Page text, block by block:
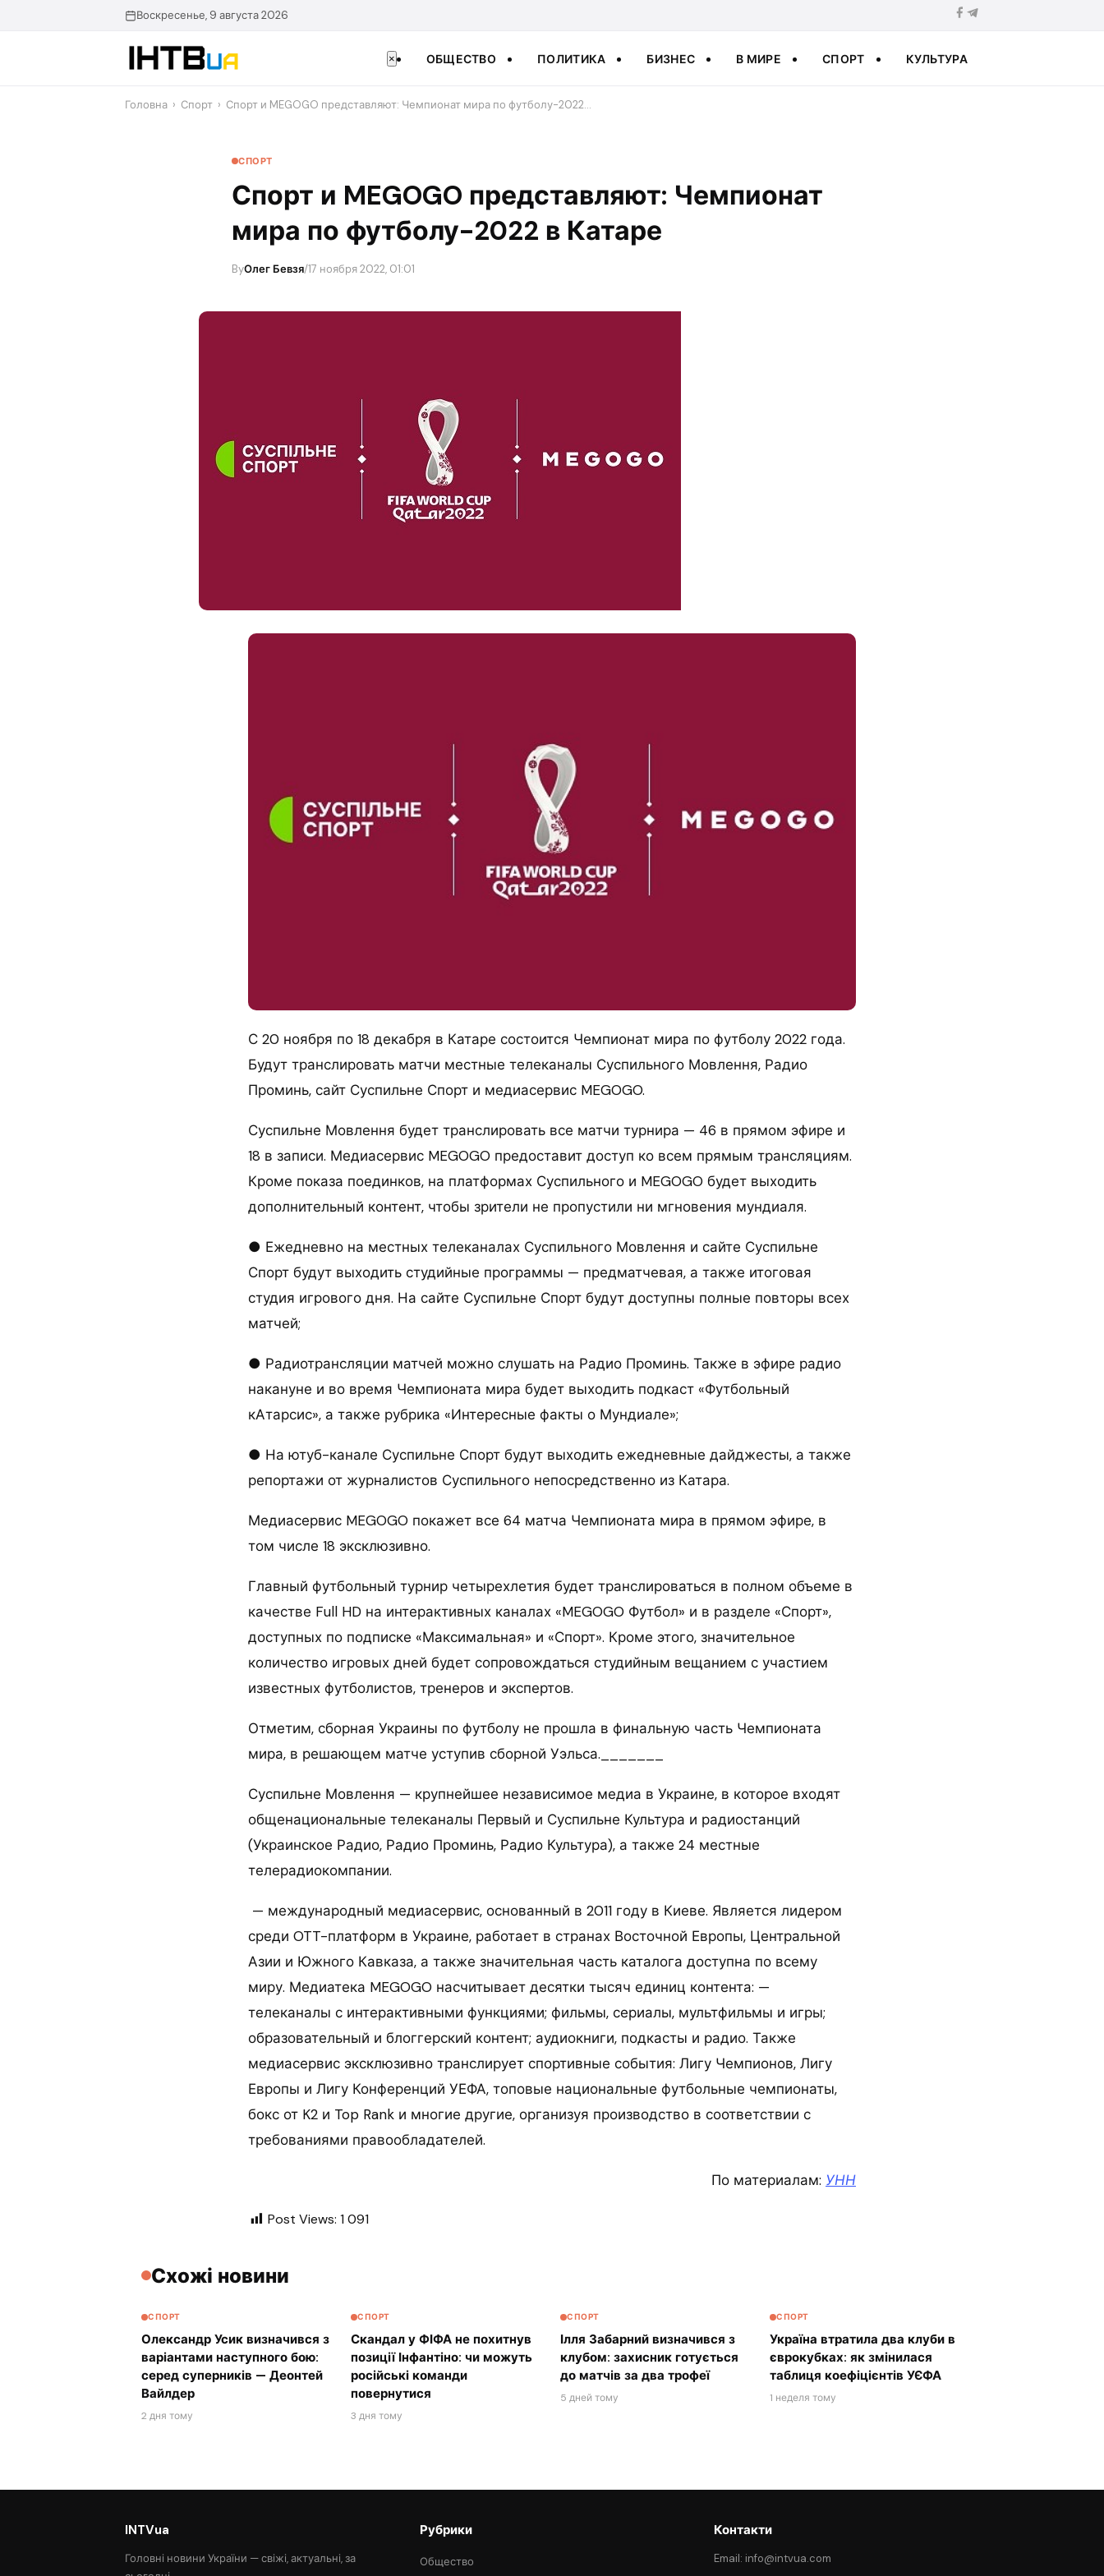
Воскресенье, 9 августа 2026
× ОБЩЕСТВО ПОЛИТИКА БИЗНЕС В МИРЕ СПОРТ КУЛЬТУРА
Головна › Спорт › Спорт и MEGOGO представляют: Чемпионат мира по футболу-2022…
СПОРТ
Спорт и MEGOGO представляют: Чемпионат
мира по футболу-2022 в Катаре
ByОлег Бевзя/17 ноября 2022, 01:01
С 20 ноября по 18 декабря в Катаре состоится Чемпионат мира по футболу 2022 года.
Будут транслировать матчи местные телеканалы Суспильного Мовлення, Радио
Проминь, сайт Суспильне Спорт и медиасервис MEGOGO.
Суспильне Мовлення будет транслировать все матчи турнира — 46 в прямом эфире и
18 в записи. Медиасервис MEGOGO предоставит доступ ко всем прямым трансляциям.
Кроме показа поединков, на платформах Суспильного и MEGOGO будет выходить
дополнительный контент, чтобы зрители не пропустили ни мгновения мундиаля.
● Ежедневно на местных телеканалах Суспильного Мовлення и сайте Суспильне
Спорт будут выходить студийные программы — предматчевая, а также итоговая
студия игрового дня. На сайте Суспильне Спорт будут доступны полные повторы всех
матчей;
● Радиотрансляции матчей можно слушать на Радио Проминь. Также в эфире радио
накануне и во время Чемпионата мира будет выходить подкаст «Футбольный
кАтарсис», а также рубрика «Интересные факты о Мундиале»;
● На ютуб-канале Суспильне Спорт будут выходить ежедневные дайджесты, а также
репортажи от журналистов Суспильного непосредственно из Катара.
Медиасервис MEGOGO покажет все 64 матча Чемпионата мира в прямом эфире, в
том числе 18 эксклюзивно.
Главный футбольный турнир четырехлетия будет транслироваться в полном объеме в
качестве Full HD на интерактивных каналах «MEGOGO Футбол» и в разделе «Спорт»,
доступных по подписке «Максимальная» и «Спорт». Кроме этого, значительное
количество игровых дней будет сопровождаться студийным вещанием с участием
известных футболистов, тренеров и экспертов.
Отметим, сборная Украины по футболу не прошла в финальную часть Чемпионата
мира, в решающем матче уступив сборной Уэльса._______
Суспильне Мовлення — крупнейшее независимое медиа в Украине, в которое входят
общенациональные телеканалы Первый и Суспильне Культура и радиостанций
(Украинское Радио, Радио Проминь, Радио Культура), а также 24 местные
телерадиокомпании.
— международный медиасервис, основанный в 2011 году в Киеве. Является лидером
среди OTT-платформ в Украине, работает в странах Восточной Европы, Центральной
Азии и Южного Кавказа, а также значительная часть каталога доступна по всему
миру. Медиатека MEGOGO насчитывает десятки тысяч единиц контента: —
телеканалы с интерактивными функциями; фильмы, сериалы, мультфильмы и игры;
образовательный и блоггерский контент; аудиокниги, подкасты и радио. Также
медиасервис эксклюзивно транслирует спортивные события: Лигу Чемпионов, Лигу
Европы и Лигу Конференций УЕФА, топовые национальные футбольные чемпионаты,
бокс от K2 и Top Rank и многие другие, организуя производство в соответствии с
требованиями правообладателей.
По материалам: УНН
Post Views: 1 091
Схожі новини
СПОРТ
Олександр Усик визначився з
варіантами наступного бою:
серед суперників — Деонтей
Вайлдер
2 дня тому
СПОРТ
Скандал у ФІФА не похитнув
позиції Інфантіно: чи можуть
російські команди
повернутися
3 дня тому
СПОРТ
Ілля Забарний визначився з
клубом: захисник готується
до матчів за два трофеї
5 дней тому
СПОРТ
Україна втратила два клуби в
єврокубках: як змінилася
таблиця коефіцієнтів УЄФА
1 неделя тому
INTVua
Головні новини України — свіжі, актуальні, за
Рубрики
Общество
Контакти
Email: info@intvua.com